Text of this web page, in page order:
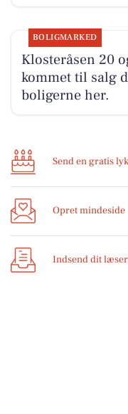
BOLIGMARKED
Klosteråsen 20
kommet til salg
boligerne her.
Send en gratis
Opret mindeside
Indsend dit